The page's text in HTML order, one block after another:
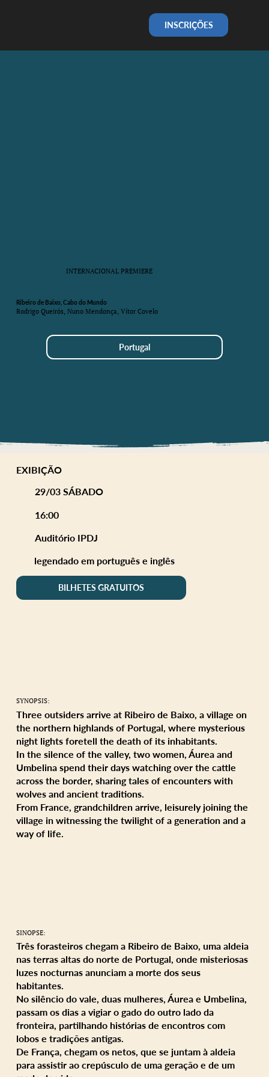
INSCRIÇÕES
INTERNACIONAL PREMIERE
Ribeiro de Baixo, Cabo do Mundo
Rodrigo Queirós, Nuno Mendonça, Vítor Covelo
Portugal
SINOPSE:
Três forasteiros chegam a Ribeiro de Baixo, uma aldeia
nas terras altas do norte de Portugal, onde misteriosas
luzes nocturnas anunciam a morte dos seus
habitantes.
No silêncio do vale, duas mulheres, Áurea e Umbelina,
passam os dias a vigiar o gado do outro lado da
fronteira, partilhando histórias de encontros com
lobos e tradições antigas.
De França, chegam os netos, que se juntam à aldeia
para assistir ao crepúsculo de uma geração e de um
EXIBIÇÃO
29/03 SÁBADO
16:00
Auditório IPDJ
legendado em português e inglês
BILHETES GRATUITOS
SYNOPSIS:
Three outsiders arrive at Ribeiro de Baixo, a village on
the northern highlands of Portugal, where mysterious
night lights foretell the death of its inhabitants.
In the silence of the valley, two women, Áurea and
Umbelina spend their days watching over the cattle
across the border, sharing tales of encounters with
wolves and ancient traditions.
From France, grandchildren arrive, leisurely joining the
village in witnessing the twilight of a generation and a
way of life.